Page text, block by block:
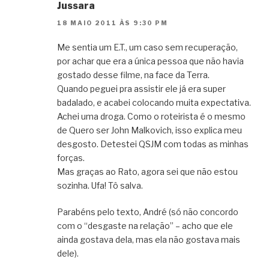
Jussara
18 MAIO 2011 ÀS 9:30 PM
Me sentia um E.T., um caso sem recuperação,
por achar que era a única pessoa que não havia
gostado desse filme, na face da Terra.
Quando peguei pra assistir ele já era super
badalado, e acabei colocando muita expectativa.
Achei uma droga. Como o roteirista é o mesmo
de Quero ser John Malkovich, isso explica meu
desgosto. Detestei QSJM com todas as minhas
forças.
Mas graças ao Rato, agora sei que não estou
sozinha. Ufa! Tô salva.
Parabéns pelo texto, André (só não concordo
com o “desgaste na relação” – acho que ele
ainda gostava dela, mas ela não gostava mais
dele).